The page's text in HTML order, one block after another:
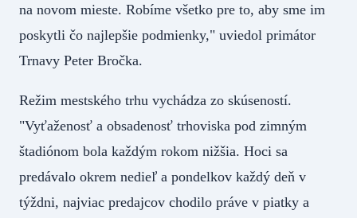
na novom mieste. Robíme všetko pre to, aby sme im
poskytli čo najlepšie podmienky," uviedol primátor
Trnavy Peter Bročka.
Režim mestského trhu vychádza zo skúseností.
"Vyťaženosť a obsadenosť trhoviska pod zimným
štadiónom bola každým rokom nižšia. Hoci sa
predávalo okrem nedieľ a pondelkov každý deň v
týždni, najviac predajcov chodilo práve v piatky a